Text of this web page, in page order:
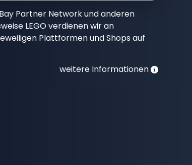
Partner Network und anderen
LEGO verdienen wir an
Plattformen und Shops auf
weitere Informationen